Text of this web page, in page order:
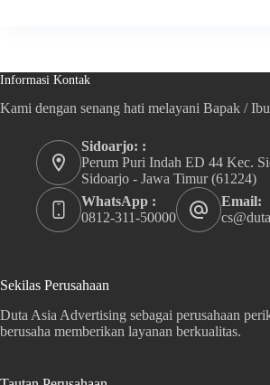
Informasi Kontak
Kami dengan senang hati melayani Bapak /
Sidoarjo: :
Perum Puri Indah ED 44 Kec.
Sidoarjo - Jawa Timur (61224)
WhatsApp :
0812-311-50000
Email:
Sekilas Perusahaan
Duta Asia Advertising sebagai perusahaan
berusaha memberikan layanan berkualitas.